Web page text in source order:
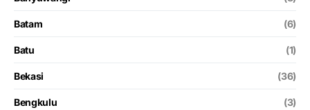
Batam (6)
Batu (1)
Bekasi (36)
Bengkulu (3)